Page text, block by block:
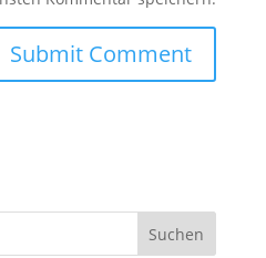
Suchen